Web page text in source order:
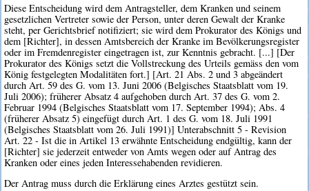
Diese Entscheidung wird dem Antragsteller, dem Kranken und seinem
gesetzlichen Vertreter sowie der Person, unter deren Gewalt der Kranke
steht, per Gerichtsbrief notifiziert; sie wird dem Prokurator des Königs und
dem [Richter], in dessen Amtsbereich der Kranke im Bevölkerungsregister
oder im Fremdenregister eingetragen ist, zur Kenntnis gebracht. [...] [Der
Prokurator des Königs setzt die Vollstreckung des Urteils gemäss den vom
König festgelegten Modalitäten fort.] [Art. 21 Abs. 2 und 3 abgeändert
durch Art. 59 des G. vom 13. Juni 2006 (Belgisches Staatsblatt vom 19.
Juli 2006); früherer Absatz 4 aufgehoben durch Art. 37 des G. vom 2.
Februar 1994 (Belgisches Staatsblatt vom 17. September 1994); Abs. 4
(früherer Absatz 5) eingefügt durch Art. 1 des G. vom 18. Juli 1991
(Belgisches Staatsblatt vom 26. Juli 1991)] Unterabschnitt 5 - Revision
Art. 22 - Ist die in Artikel 13 erwähnte Entscheidung endgültig, kann der
[Richter] sie jederzeit entweder von Amts wegen oder auf Antrag des
Kranken oder eines jeden Interessehabenden revidieren.
Der Antrag muss durch die Erklärung eines Arztes gestützt sein.